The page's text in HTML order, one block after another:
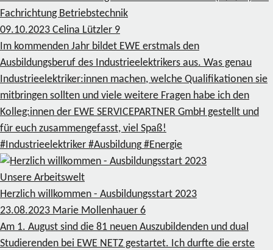
Fachrichtung Betriebstechnik
09.10.2023 Celina Lützler 9
Im kommenden Jahr bildet EWE erstmals den
Ausbildungsberuf des Industrieelektrikers aus. Was genau
Industrieelektriker:innen machen, welche Qualifikationen sie
mitbringen sollten und viele weitere Fragen habe ich den
Kolleg:innen der EWE SERVICEPARTNER GmbH gestellt und
für euch zusammengefasst, viel Spaß!
#Industrieelektriker #Ausbildung #Energie
Unsere Arbeitswelt
Herzlich willkommen - Ausbildungsstart 2023
23.08.2023 Marie Mollenhauer 6
Am 1. August sind die 81 neuen Auszubildenden und dual
Studierenden bei EWE NETZ gestartet. Ich durfte die erste